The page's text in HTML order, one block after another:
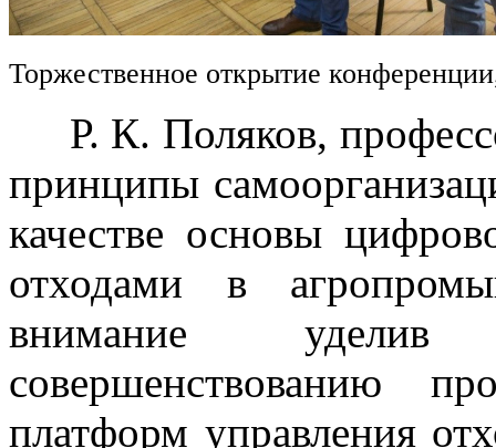
Торжественное открытие
Р. К. Поляков,
принципы
качестве основы
отходами в
внимание уделив
совершенствованию
платформ управления